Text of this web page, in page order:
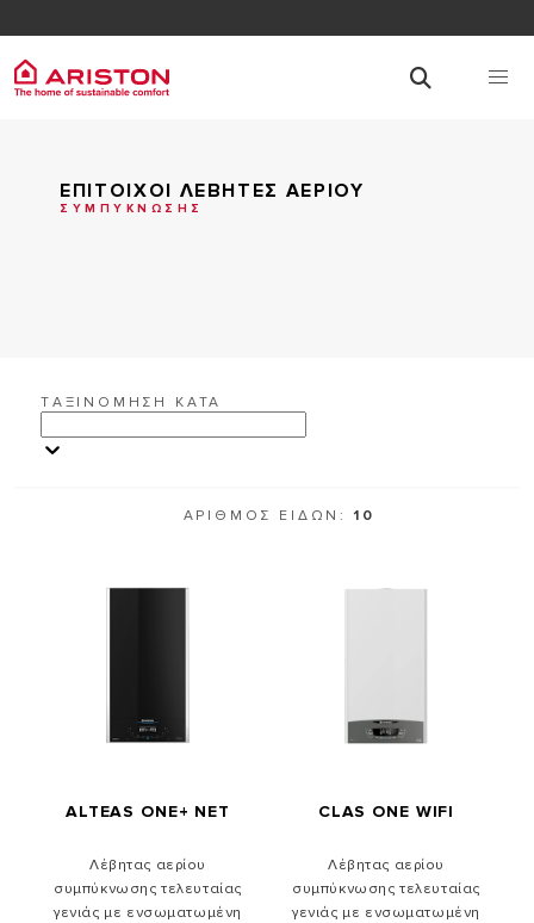
ΕΠΙΤΟΙΧΟΙ ΛΕΒΗΤΕΣ ΑΕΡΙΟΥ
ΣΥΜΠΥΚΝΩΣΗΣ
TΑΞΙΝΟΜΗΣΗ ΚΑΤΑ
ΑΡΙΘΜΟΣ ΕΙΔΩΝ: 10
ALTEAS ONE+ NET
Λέβητας αερίου
συμπύκνωσης τελευταίας
γενιάς με ενσωματωμένη
CLAS ONE WIFI
Λέβητας αερίου
συμπύκνωσης τελευταίας
γενιάς με ενσωματωμένη